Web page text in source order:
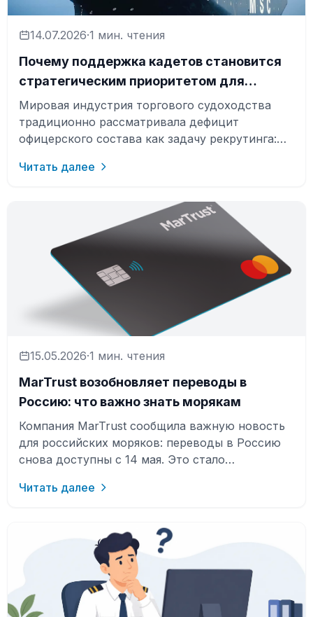
14.07.2026·1 мин. чтения
Почему поддержка кадетов становится
стратегическим приоритетом для
судоходных компаний
Мировая индустрия торгового судоходства
традиционно рассматривала дефицит
офицерского состава как задачу рекрутинга:
необходи…
Читать далее
15.05.2026·1 мин. чтения
MarTrust возобновляет переводы в
Россию: что важно знать морякам
Компания MarTrust сообщила важную новость
для российских моряков: переводы в Россию
снова доступны с 14 мая. Это стало
Читать далее